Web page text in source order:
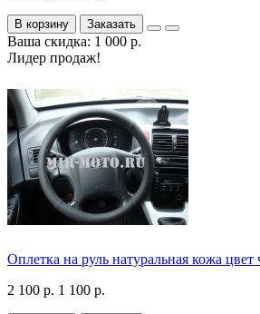
В корзину Заказать
Ваша скидка: 1 000 р.
Лидер продаж!
Оплетка на руль натуральная кожа цвет
2 100 р. 1 100 р.